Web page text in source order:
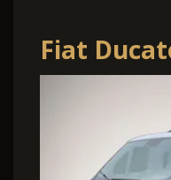
Fiat
Prit.140